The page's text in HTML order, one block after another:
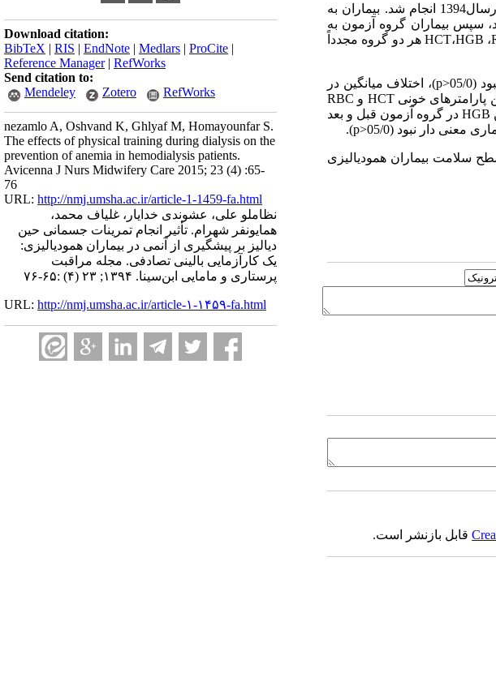
Download citation:
BibTeX | RIS | EndNote | Medlars | ProCite |
Reference Manager| RefWorks
Send citation to:
Mendeley
Zotero RefWorks
nezamlo A, Oshvand K, Ghlyaf M, Homayounfar S.
The effects of physical training during dialysis on the
prevention of anemia in hemodialysis patients.
Avicenna J Nurs Midwifery Care 2015; 23 (4) :65-
76
URL: http://nmj.umsha.ac.ir/article-1-1459-fa.html
نظاملو علی، عشوندی خدایار، غلیاف محمد،
همایونفر شهرام. تأثیر انجام تمرینات جسمانی حین
دیالیز بر پیشگیری از آنمی در بیماران همودیالیزی:
یک کارآزمایی بالینی تصادفی. مجله مراقبت
پرستاری و مامایی ابن‌سینا. ۱۳۹۴; ۲۳ (۴) :۶۵-۷۶
URL: http://nmj.umsha.ac.ir/article-۱-۱۴۵۹-fa.html
این کارآزمایی بالینی با شرکت 76 بیمار همودیالیزی در دو بیمارستان شهید بهشتی و بعثت همدان درسال1394 انجام شد. بیماران به
شد، سپس بیماران گروه آزمون به
، HGB،HCTهر دو گروه مجدداً
0
p>)، اختلاف میانگین در
پارامترهای خونیHCT و RBC
HGBدر گروه آزمون قبل و بعد
معنی دار نبود (05/0 p>
).
سلامت بیماران همودیالیزی
قابل بازنشر است.